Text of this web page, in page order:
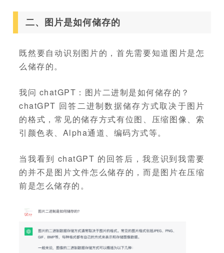
二、图片是如何储存的
既然要自动识别图片的，首先需要知道图片是怎
么储存的。
我问 chatGPT：图片二进制是如何储存的？
chatGPT 回答二进制数据储存方式取决于图片
的格式，常见的储存方式有位图、压缩图像、索
引颜色表、Alpha通道、编码方式等。
当我看到 chatGPT 的回答后，我意识到我需要
的并不是图片文件怎么储存的，而是图片在压缩
前是怎么储存的。